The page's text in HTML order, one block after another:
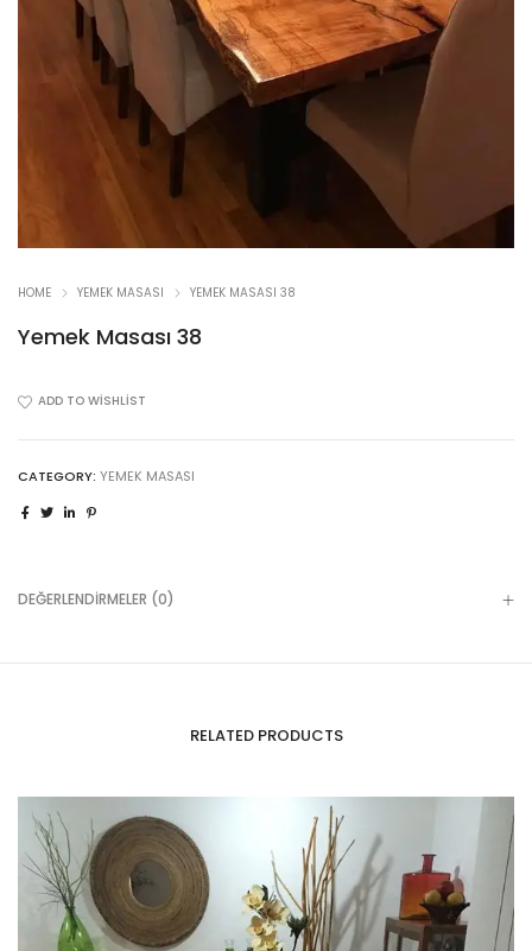
HOME YEMEK MASASI YEMEK MASASI 38
Yemek Masası 38
ADD TO WISHLIST
CATEGORY: YEMEK MASASI
DEĞERLENDIRMELER (0)
RELATED PRODUCTS